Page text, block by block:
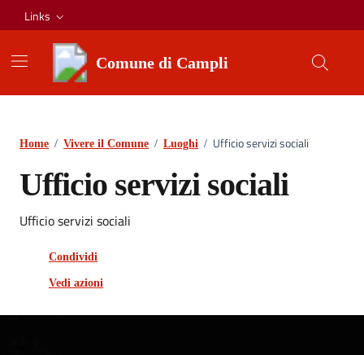
Vai ai contenuti
Vai al footer
Links
Comune di Campli
Home / Vivere il Comune / Luoghi / Ufficio servizi sociali
Ufficio servizi sociali
Ufficio servizi sociali
Condividi
Vedi azioni